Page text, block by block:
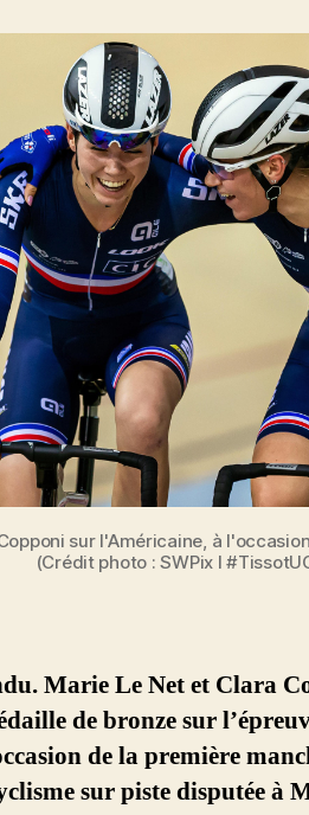
sur l'Américaine, à
(Crédit photo : SWPix l
Marie Le Net et Clara
de bronze sur
de la première
sur piste disputée à